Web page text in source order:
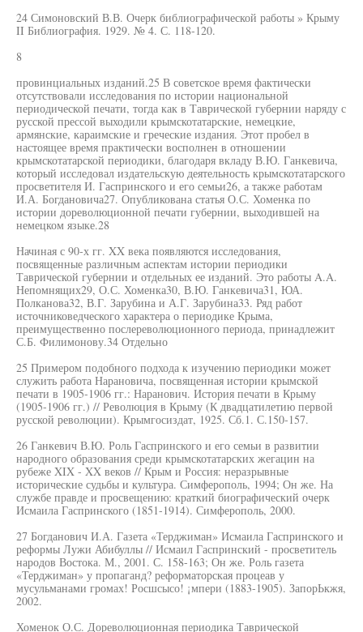
24 Симоновский В.В. Очерк библиографической работы » Крыму
II Библиография. 1929. № 4. С. 118-120.
8
провинциальных изданий.25 В советское время фактически
отсутствовали исследования по истории национальной
периодической печати, тогда как в Таврической губернии наряду с
русской прессой выходили крымскотатарские, немецкие,
армянские, караимские и греческие издания. Этот пробел в
настоящее время практически восполнен в отношении
крымскотатарской периодики, благодаря вкладу В.Ю. Ганкевича,
который исследовал издательскую деятельность крымскотатарского
просветителя И. Гаспринского и его семьи26, а также работам
И.А. Богдановича27. Опубликована статья О.С. Хоменка по
истории дореволюционной печати губернии, выходившей на
немецком языке.28
Начиная с 90-х гг. XX века появляются исследования,
посвященные различным аспектам истории периодики
Таврической губернии и отдельных ее изданий. Это работы A.A.
Непомнящих29, О.С. Хоменка30, В.Ю. Ганкевича31, ЮА.
Полканова32, В.Г. Зарубина и А.Г. Зарубина33. Ряд работ
источниковедческого характера о периодике Крыма,
преимущественно послереволюционного периода, принадлежит
С.Б. Филимонову.34 Отдельно
25 Примером подобного подхода к изучению периодики может
служить работа Нарановича, посвященная истории крымской
печати в 1905-1906 гг.: Наранович. История печати в Крыму
(1905-1906 гг.) // Революция в Крыму (К двадцатилетию первой
русской революции). Крымгосиздат, 1925. Сб.1. С.150-157.
26 Ганкевич В.Ю. Роль Гаспринского и его семьи в развитии
народного образования среди крымскотатарских жегацин на
рубеже XIX - XX веков // Крым и Россия: неразрывные
исторические судьбы и культура. Симферополь, 1994; Он же. На
службе правде и просвещению: краткий биографический очерк
Исмаила Гаспринского (1851-1914). Симферополь, 2000.
27 Богданович И.А. Газета «Терджиман» Исмаила Гаспринского и
реформы Лужи Абибуллы // Исмаил Гаспринский - просветитель
народов Востока. М., 2001. С. 158-163; Он же. Роль газета
«Терджиман» у пропаганд? реформаторская процеав у
мусульманами громах! Росшсысо! ¡мпери (1883-1905). ЗапорЬкжя,
2002.
Хоменок О.С. Дореволюционная периодика Таврической